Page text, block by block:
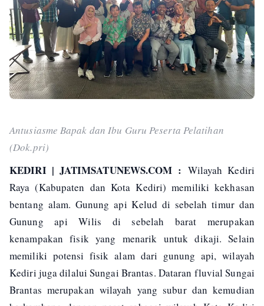
Antusiasme Bapak dan Ibu Guru Peserta Pelatihan
(Dok.pri)
KEDIRI | JATIMSATUNEWS.COM : Wilayah Kediri
Raya (Kabupaten dan Kota Kediri) memiliki kekhasan
bentang alam. Gunung api Kelud di sebelah timur dan
Gunung api Wilis di sebelah barat merupakan
kenampakan fisik yang menarik untuk dikaji. Selain
memiliki potensi fisik alam dari gunung api, wilayah
Kediri juga dilalui Sungai Brantas. Dataran fluvial Sungai
Brantas merupakan wilayah yang subur dan kemudian